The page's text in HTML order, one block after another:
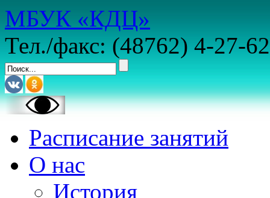
МБУК «КДЦ»
Тел./факс: (48762) 4-27-62
Расписание занятий
О нас
История